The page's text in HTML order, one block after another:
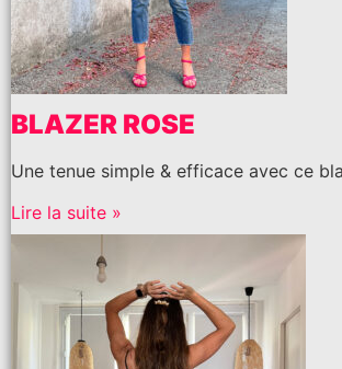
BLAZER ROSE
Une tenue simple & efficace avec ce
Lire la suite »